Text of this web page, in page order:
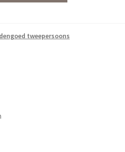
tweepersoons